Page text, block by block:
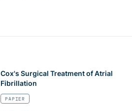
Cox's Surgical Treatment of Atrial
Fibrillation
PAPIER